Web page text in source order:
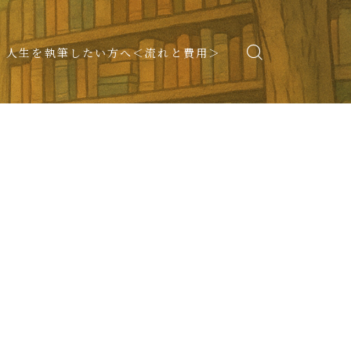
人生を執筆したい方へ＜流れと費用＞